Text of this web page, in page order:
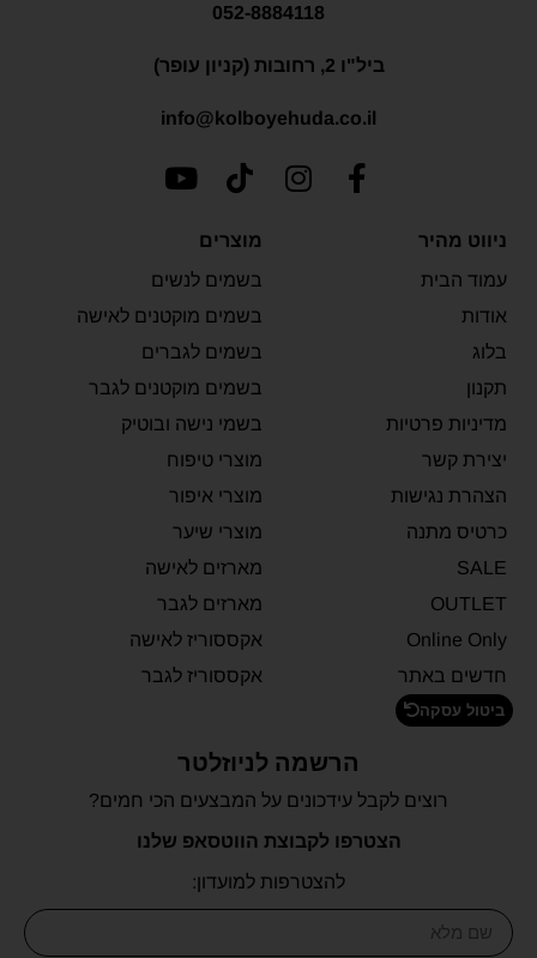
052-8884118
ביל"ו 2, רחובות (קניון עופר)
info@kolboyehuda.co.il
ניווט מהיר
עמוד הבית
אודות
בלוג
תקנון
מדיניות פרטיות
יצירת קשר
הצהרת נגישות
כרטיס מתנה
SALE
OUTLET
Online Only
חדשים באתר
ביטול עסקה
מוצרים
בשמים לנשים
בשמים מוקטנים לאישה
בשמים לגברים
בשמים מוקטנים לגבר
בשמי נישה ובוטיק
מוצרי טיפוח
מוצרי איפור
מוצרי שיער
מארזים לאישה
מארזים לגבר
אקססוריז לאישה
אקססוריז לגבר
הרשמה לניוזלטר
רוצים לקבל עידכונים על המבצעים הכי חמים?
הצטרפו לקבוצת הווטסאפ שלנו
להצטרפות למועדון: